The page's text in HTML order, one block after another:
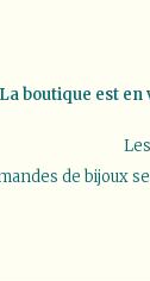
La boutique est en
de bijoux